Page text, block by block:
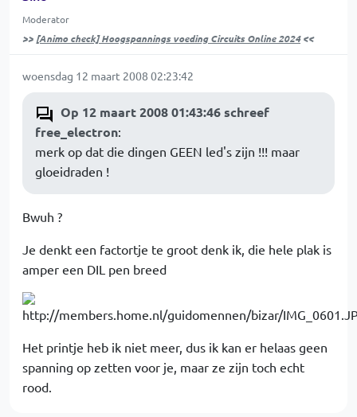
Moderator
>> [Animo check] Hoogspannings voeding Circuits Online 2024<<
woensdag 12 maart 2008 02:23:42
Op 12 maart 2008 01:43:46 schreef
free_electron:
merk op dat die dingen GEEN led's zijn !!! maar
gloeidraden !
Bwuh ?
Je denkt een factortje te groot denk ik, die hele plak is
amper een DIL pen breed
Het printje heb ik niet meer, dus ik kan er helaas geen
spanning op zetten voor je, maar ze zijn toch echt
rood.